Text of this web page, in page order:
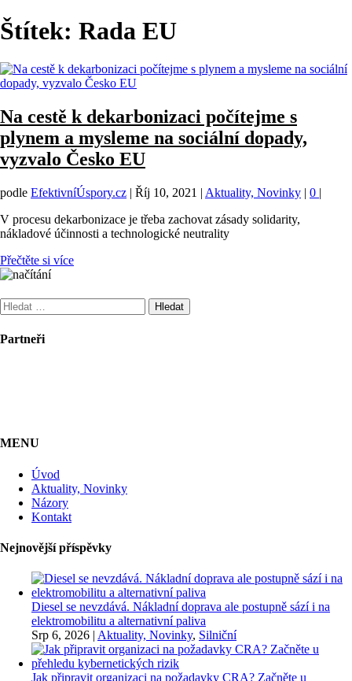
Štítek: Rada EU
Na cestě k dekarbonizaci počítejme s
plynem a mysleme na sociální dopady,
vyzvalo Česko EU
podle EfektivníÚspory.cz | Říj 10, 2021 | Aktuality, Novinky | 0 |
V procesu dekarbonizace je třeba zachovat zásady solidarity,
nákladové účinnosti a technologické neutrality
Přečtěte si více
Vyhledávání
Partneři
MENU
Úvod
Aktuality, Novinky
Názory
Kontakt
Nejnovější příspěvky
Diesel se nevzdává. Nákladní doprava ale postupně sází i na
elektromobilitu a alternativní paliva
Srp 6, 2026 | Aktuality, Novinky, Silniční
Jak připravit organizaci na požadavky CRA? Začněte u